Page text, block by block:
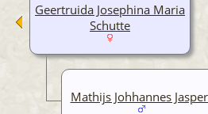
Geertruida Josephina Maria
Schutte
Mathijs Johhannes